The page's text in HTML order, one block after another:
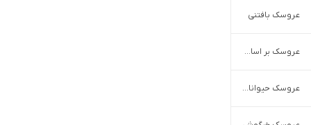
عروسک بافتنی
عروسک بر اساس ویژگی و نوع
عروسک حیوانات